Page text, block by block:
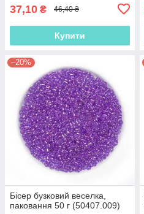
37,10 ₴ 46,40 ₴
Купити
–20%
Бісер бузковий веселка,
паковання 50 г (50407.009)